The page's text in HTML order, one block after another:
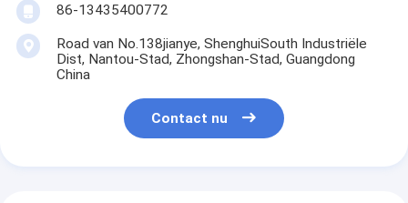
86-13435400772
Road van No.138jianye, ShenghuiSouth Industriële
Dist, Nantou-Stad, Zhongshan-Stad, Guangdong
China
Contact nu